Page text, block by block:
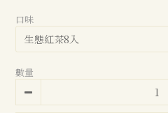
口味
數量